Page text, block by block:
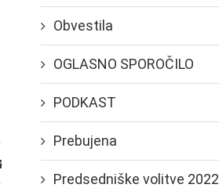
Obvestila
OGLASNO SPOROČILO
PODKAST
Prebujena
Predsedniške volitve 2022